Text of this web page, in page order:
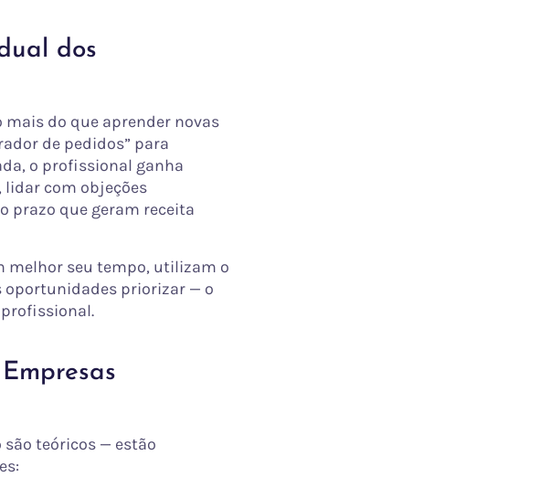
dos
do que aprender novas
de pedidos” para
o profissional ganha
lidar com objeções
prazo que geram receita
melhor seu tempo, utilizam o
oportunidades priorizar — o
teóricos — estão